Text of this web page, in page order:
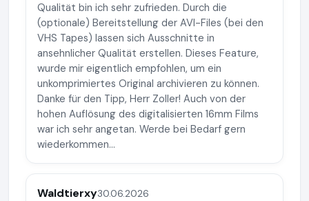
Qualität bin ich sehr zufrieden. Durch die
(optionale) Bereitstellung der AVI-Files (bei den
VHS Tapes) lassen sich Ausschnitte in
ansehnlicher Qualität erstellen. Dieses Feature,
wurde mir eigentlich empfohlen, um ein
unkomprimiertes Original archivieren zu können.
Danke für den Tipp, Herr Zoller! Auch von der
hohen Auflösung des digitalisierten 16mm Films
war ich sehr angetan. Werde bei Bedarf gern
wiederkommen...
Waldtierxy30.06.2026